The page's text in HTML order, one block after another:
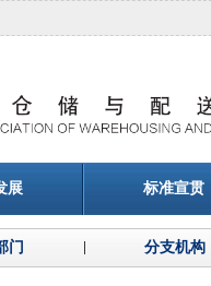
展 标准宣贯
门 分支机构